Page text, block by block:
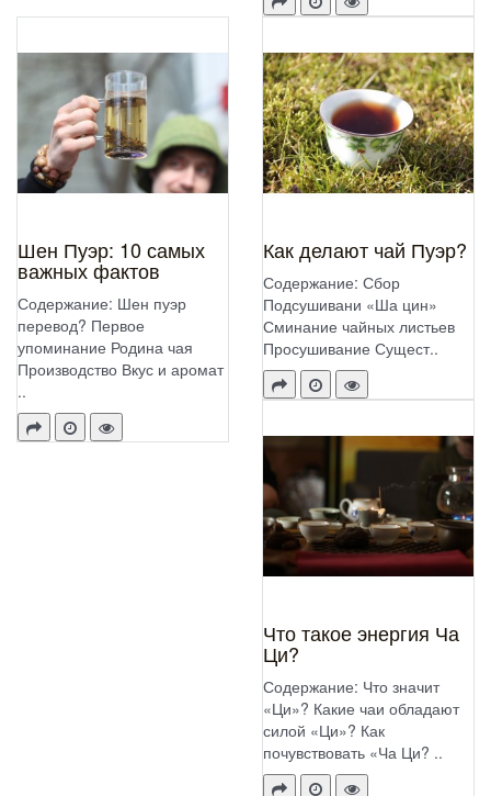
Шен Пуэр: 10 самых
важных фактов
Содержание: Шен пуэр
перевод? Первое
упоминание Родина чая
Производство Вкус и аромат
..
Как делают чай Пуэр?
Содержание: Сбор
Подсушивани «Ша цин»
Сминание чайных листьев
Просушивание Сущест..
Что такое энергия Ча
Ци?
Содержание: Что значит
«Ци»? Какие чаи обладают
силой «Ци»? Как
почувствовать «Ча Ци? ..